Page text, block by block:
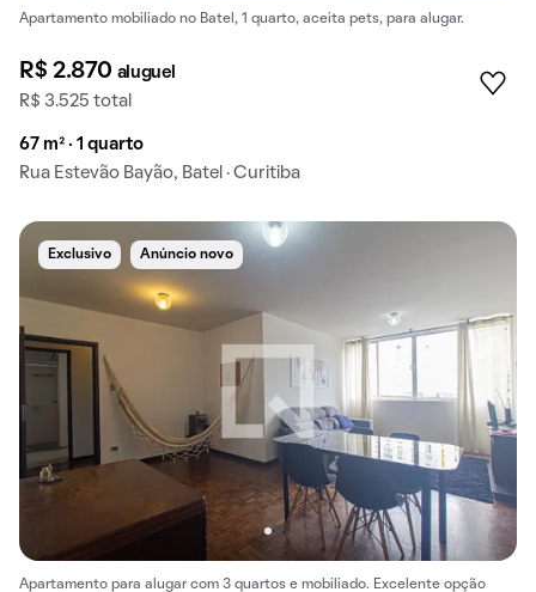
Apartamento mobiliado no Batel, 1 quarto, aceita pets, para alugar.
R$ 2.870 aluguel
R$ 3.525 total
67 m² · 1 quarto
Rua Estevão Bayão, Batel · Curitiba
Exclusivo Anúncio novo
Apartamento para alugar com 3 quartos e mobiliado. Excelente opção